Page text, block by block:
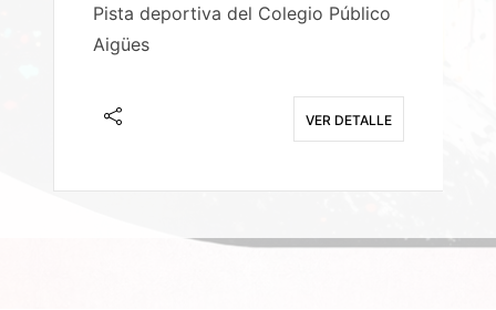
Pista deportiva del Colegio Público
Aigües
VER DETALLE